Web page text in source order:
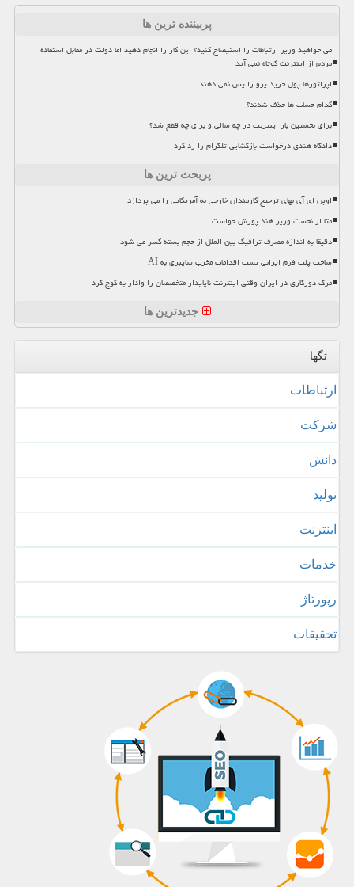
پربیننده ترین ها
می خواهید وزیر ارتباطات را استیضاح کنید؟ این کار را انجام دهید اما دولت در مقابل استفاده
مردم از اینترنت کوتاه نمی آید
اپراتورها پول خرید پرو را پس نمی دهند
کدام حساب ها حذف شدند؟
برای نخستین بار اینترنت در چه سالی و برای چه قطع شد؟
دادگاه هندی درخواست بازگشایی تلگرام را رد کرد
پربحث ترین ها
اوپن ای آی بهای ترجیح کارمندان خارجی به آمریکایی را می پردازد
متا از نخست وزیر هند پوزش خواست
دقیقا به اندازه مصرف ترافیک بین الملل از حجم بسته کسر می شود
ساخت پلت فرم ایرانی تست اقدامات مخرب سایبری به AI
مرگ دورکاری در ایران وقتی اینترنت ناپایدار متخصصان را وادار به کوچ کرد
جدیدترین ها
تگها
ارتباطات
شركت
دانش
تولید
اینترنت
خدمات
رپورتاژ
تحقیقات